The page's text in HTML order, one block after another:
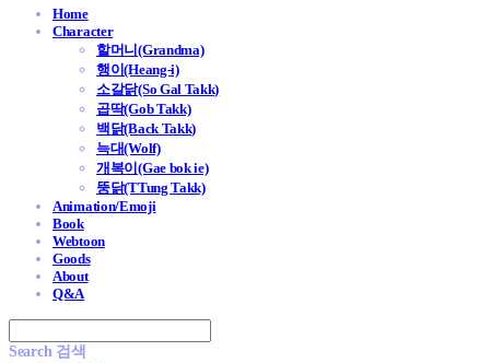
Home
Character
할머니(Grandma)
행이(Heang-i)
소갈닭(So Gal Takk)
곱딱(Gob Takk)
백닭(Back Takk)
늑대(Wolf)
개복이(Gae bok ie)
뚱닭(TTung Takk)
Animation/Emoji
Book
Webtoon
Goods
About
Q&A
Search 검색